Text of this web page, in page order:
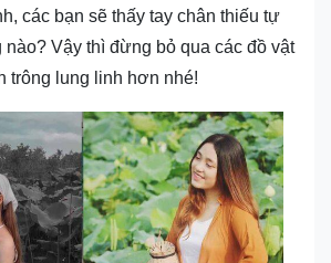
các bạn sẽ thấy tay chân thiếu tự
nào? Vậy thì đừng bỏ qua các đồ vật
trông lung linh hơn nhé!